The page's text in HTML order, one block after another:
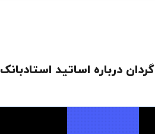
درباره اساتید استادبانک